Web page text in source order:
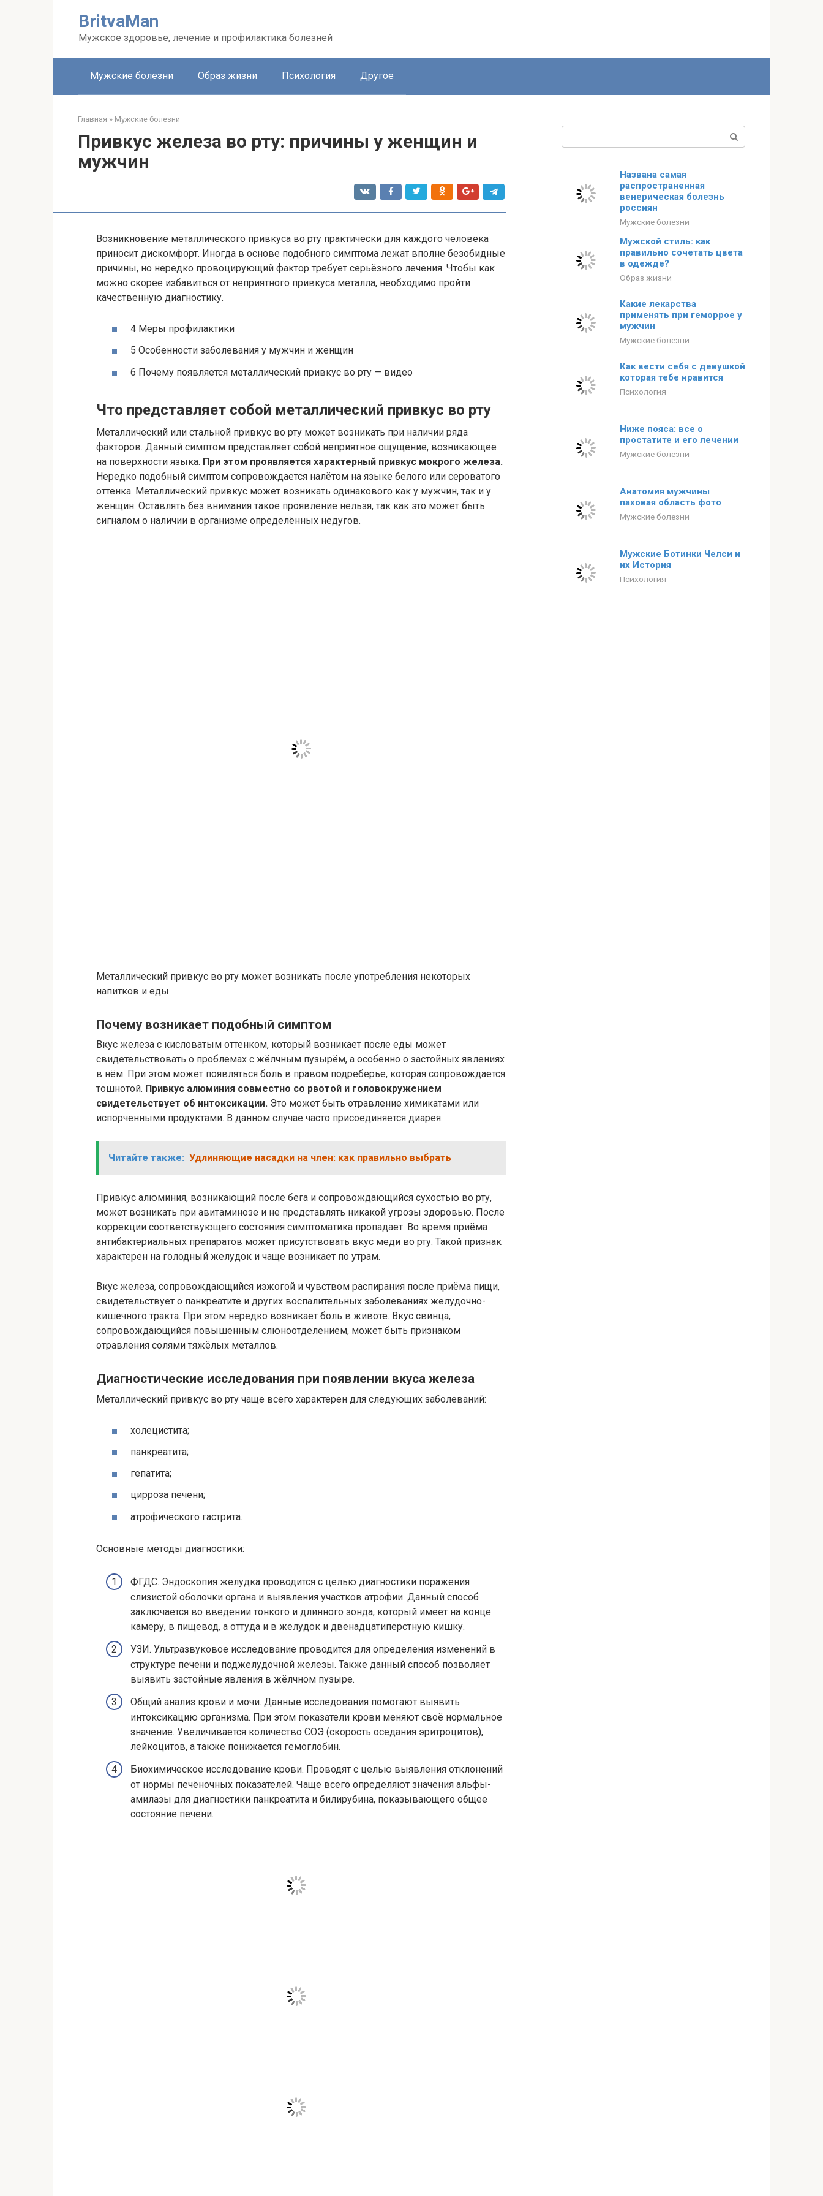
BritvaMan
Мужское здоровье, лечение и профилактика болезней
Мужские болезни Образ жизни Психология Другое
Главная » Мужские болезни
Привкус железа во рту: причины у женщин и
мужчин
Возникновение металлического привкуса во рту практически для каждого человека
приносит дискомфорт. Иногда в основе подобного симптома лежат вполне безобидные
причины, но нередко провоцирующий фактор требует серьёзного лечения. Чтобы как
можно скорее избавиться от неприятного привкуса металла, необходимо пройти
качественную диагностику.
4 Меры профилактики
5 Особенности заболевания у мужчин и женщин
6 Почему появляется металлический привкус во рту — видео
Что представляет собой металлический привкус во рту
Металлический или стальной привкус во рту может возникать при наличии ряда
факторов. Данный симптом представляет собой неприятное ощущение, возникающее
на поверхности языка. При этом проявляется характерный привкус мокрого железа.
Нередко подобный симптом сопровождается налётом на языке белого или сероватого
оттенка. Металлический привкус может возникать одинакового как у мужчин, так и у
женщин. Оставлять без внимания такое проявление нельзя, так как это может быть
сигналом о наличии в организме определённых недугов.
Металлический привкус во рту может возникать после употребления некоторых
напитков и еды
Почему возникает подобный симптом
Вкус железа с кисловатым оттенком, который возникает после еды может
свидетельствовать о проблемах с жёлчным пузырём, а особенно о застойных явлениях
в нём. При этом может появляться боль в правом подреберье, которая сопровождается
тошнотой. Привкус алюминия совместно со рвотой и головокружением
свидетельствует об интоксикации. Это может быть отравление химикатами или
испорченными продуктами. В данном случае часто присоединяется диарея.
Читайте также: Удлиняющие насадки на член: как правильно выбрать
Привкус алюминия, возникающий после бега и сопровождающийся сухостью во рту,
может возникать при авитаминозе и не представлять никакой угрозы здоровью. После
коррекции соответствующего состояния симптоматика пропадает. Во время приёма
антибактериальных препаратов может присутствовать вкус меди во рту. Такой признак
характерен на голодный желудок и чаще возникает по утрам.
Вкус железа, сопровождающийся изжогой и чувством распирания после приёма пищи,
свидетельствует о панкреатите и других воспалительных заболеваниях желудочно-
кишечного тракта. При этом нередко возникает боль в животе. Вкус свинца,
сопровождающийся повышенным слюноотделением, может быть признаком
отравления солями тяжёлых металлов.
Диагностические исследования при появлении вкуса железа
Металлический привкус во рту чаще всего характерен для следующих заболеваний:
холецистита;
панкреатита;
гепатита;
цирроза печени;
атрофического гастрита.
Основные методы диагностики:
ФГДС. Эндоскопия желудка проводится с целью диагностики поражения
слизистой оболочки органа и выявления участков атрофии. Данный способ
заключается во введении тонкого и длинного зонда, который имеет на конце
камеру, в пищевод, а оттуда и в желудок и двенадцатиперстную кишку.
УЗИ. Ультразвуковое исследование проводится для определения изменений в
структуре печени и поджелудочной железы. Также данный способ позволяет
выявить застойные явления в жёлчном пузыре.
Общий анализ крови и мочи. Данные исследования помогают выявить
интоксикацию организма. При этом показатели крови меняют своё нормальное
значение. Увеличивается количество СОЭ (скорость оседания эритроцитов),
лейкоцитов, а также понижается гемоглобин.
Биохимическое исследование крови. Проводят с целью выявления отклонений
от нормы печёночных показателей. Чаще всего определяют значения альфы-
амилазы для диагностики панкреатита и билирубина, показывающего общее
состояние печени.
Названа самая
распространенная
венерическая болезнь
россиян
Мужские болезни
Мужской стиль: как
правильно сочетать цвета
в одежде?
Образ жизни
Какие лекарства
применять при геморрое у
мужчин
Мужские болезни
Как вести себя с девушкой
которая тебе нравится
Психология
Ниже пояса: все о
простатите и его лечении
Мужские болезни
Анатомия мужчины
паховая область фото
Мужские болезни
Мужские Ботинки Челси и
их История
Психология